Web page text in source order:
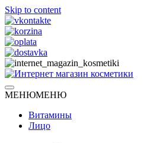
Skip to content
Интернет магазин
Натуральная косметика
МЕНЮМЕНЮ
Витамины
Лицо